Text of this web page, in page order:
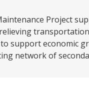
Project
support economic
network of